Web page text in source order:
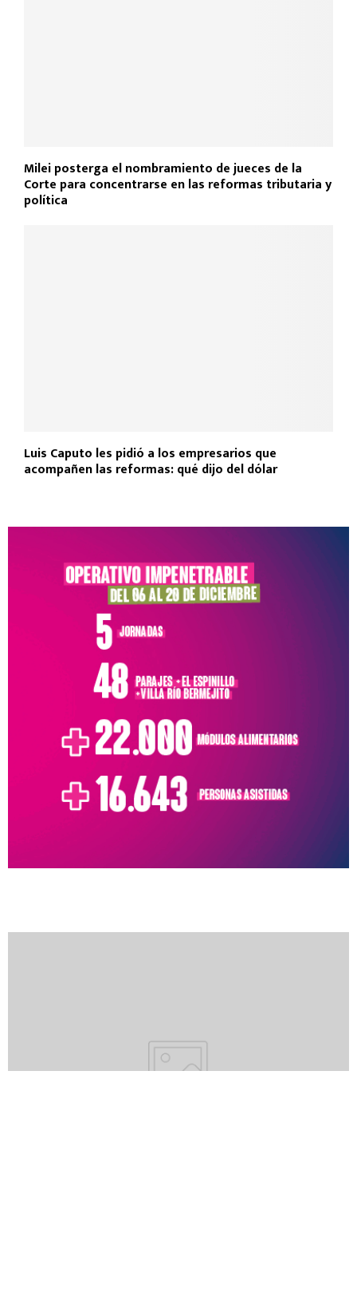
Milei posterga el nombramiento de jueces de la
Corte para concentrarse en las reformas tributaria y
política
Luis Caputo les pidió a los empresarios que
acompañen las reformas: qué dijo del dólar